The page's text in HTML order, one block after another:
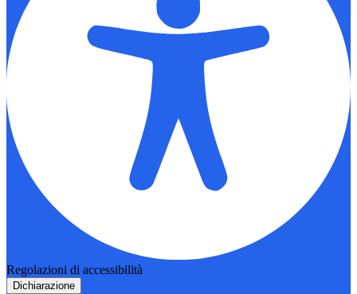
Regolazioni di accessibilità
Dichiarazione